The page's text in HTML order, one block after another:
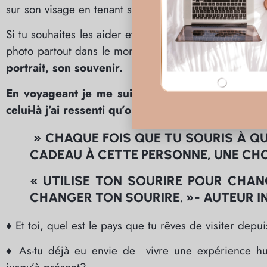
sur son visage en tenant son cliché, je me dis que
Si tu souhaites les aider et contribuer à leur action,
photo partout dans le monde pour que chacun ait un
portrait, son souvenir.
En voyageant je me suis souvent fait la
celui-là j’ai ressenti qu’on m’avait transmis une
» CHAQUE FOIS QUE TU SOURIS À
CADEAU À CETTE PERSONNE, UNE
« UTILISE TON SOURIRE POUR
CHANGER TON SOURIRE. »- AUTEUR
♦ Et toi, quel est le pays que tu rêves de visiter
♦ As-tu déjà eu envie de vivre une expérience